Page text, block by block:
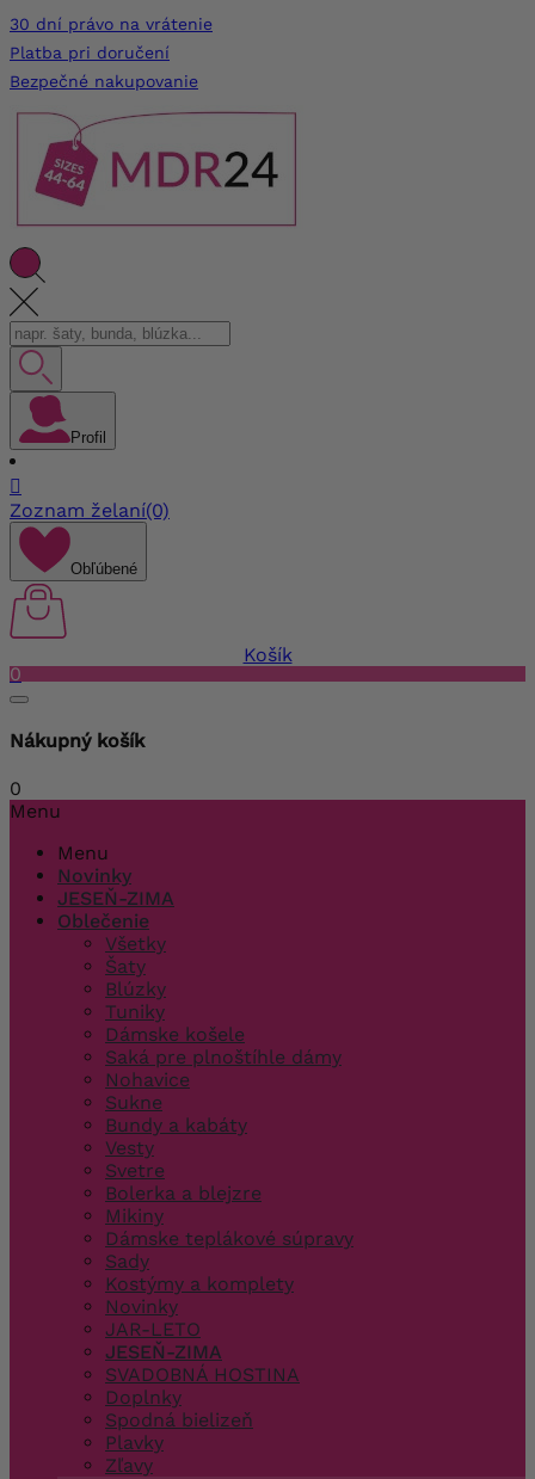
30 dní právo na vrátenie
Platba pri doručení
Bezpečné nakupovanie
Profil

Zoznam želaní(0)
Obľúbené
Košík
0
Nákupný košík
0
Menu
Menu
Novinky
JESEŇ-ZIMA
Oblečenie
Všetky
Šaty
Blúzky
Tuniky
Dámske košele
Saká pre plnoštíhle dámy
Nohavice
Sukne
Bundy a kabáty
Vesty
Svetre
Bolerka a blejzre
Mikiny
Dámske teplákové súpravy
Sady
Kostýmy a komplety
Novinky
JAR-LETO
JESEŇ-ZIMA
SVADOBNÁ HOSTINA
Doplnky
Spodná bielizeň
Plavky
Zľavy